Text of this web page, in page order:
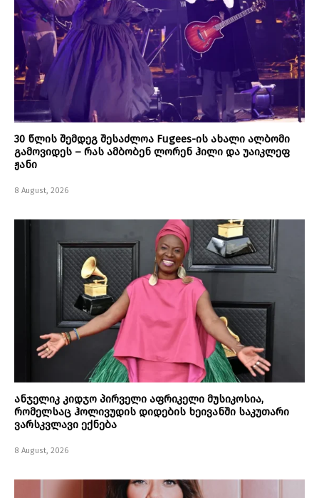
30 წლის შემდეგ შესაძლოა Fugees-ის ახალი ალბომი
გამოვიდეს – რას ამბობენ ლორენ ჰილი და უაიკლეფ
ჟანი
8 August, 2026
ანჯელიკ კიდჯო პირველი აფრიკელი მუსიკოსია,
რომელსაც ჰოლივუდის დიდების ხეივანში საკუთარი
ვარსკვლავი ექნება
8 August, 2026